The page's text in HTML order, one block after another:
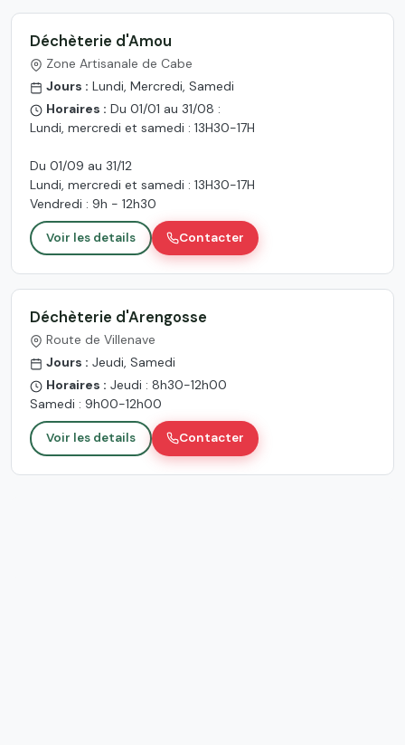
Déchèterie d'Amou
Zone Artisanale de Cabe
Jours : Lundi, Mercredi, Samedi
Horaires : Du 01/01 au 31/08 :
Lundi, mercredi et samedi : 13H30-17H
Du 01/09 au 31/12
Lundi, mercredi et samedi : 13H30-17H
Vendredi : 9h - 12h30
Voir les details Contacter
Déchèterie d'Arengosse
Route de Villenave
Jours : Jeudi, Samedi
Horaires : Jeudi : 8h30-12h00
Samedi : 9h00-12h00
Voir les details Contacter